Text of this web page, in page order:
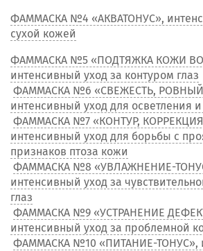
ФАММАСКА №4 «АКВАТОНУС»,
сухой кожей
ФАММАСКА №5 «ПОДТЯЖКА КОЖИ
интенсивный уход за контуром глаз
ФАММАСКА №6 «СВЕЖЕСТЬ,
интенсивный уход для осветления
ФАММАСКА №7 «КОНТУР,
интенсивный уход для борьбы с
признаков птоза кожи
ФАММАСКА №8 «УВЛАЖНЕНИЕ-
интенсивный уход за
глаз
ФАММАСКА №9 «УСТРАНЕНИЕ
интенсивный уход за проблемной
ФАММАСКА №10 «ПИТАНИЕ-ТОНУС»,